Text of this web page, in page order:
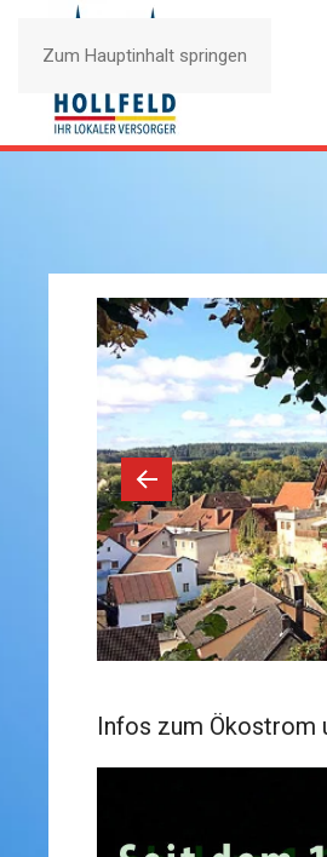
Zum Hauptinhalt springen
Infos zum Ökostrom